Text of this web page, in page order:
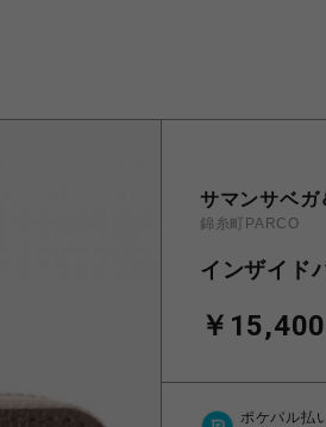
サマンサベガ
錦糸町PARCO
インザイド
￥15,400
ポケパル払